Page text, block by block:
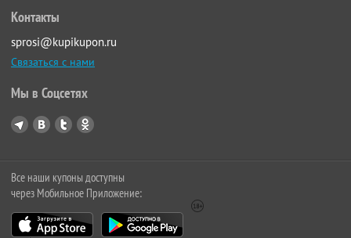
Контакты
sprosi@kupikupon.ru
Связаться с нами
Мы в Соцсетях
Все наши купоны доступны
через Мобильное Приложение: